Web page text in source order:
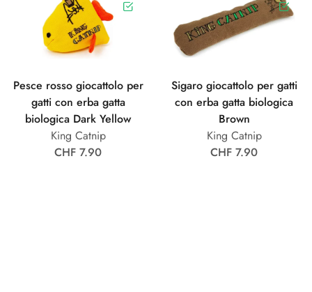
Pesce rosso giocattolo per
gatti con erba gatta
biologica Dark Yellow
King Catnip
CHF 7.90
Sigaro giocattolo per gatti
con erba gatta biologica
Brown
King Catnip
CHF 7.90